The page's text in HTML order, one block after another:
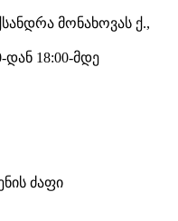
მონახოვას ქ.,
დან 18:00-მდე
ძაფი